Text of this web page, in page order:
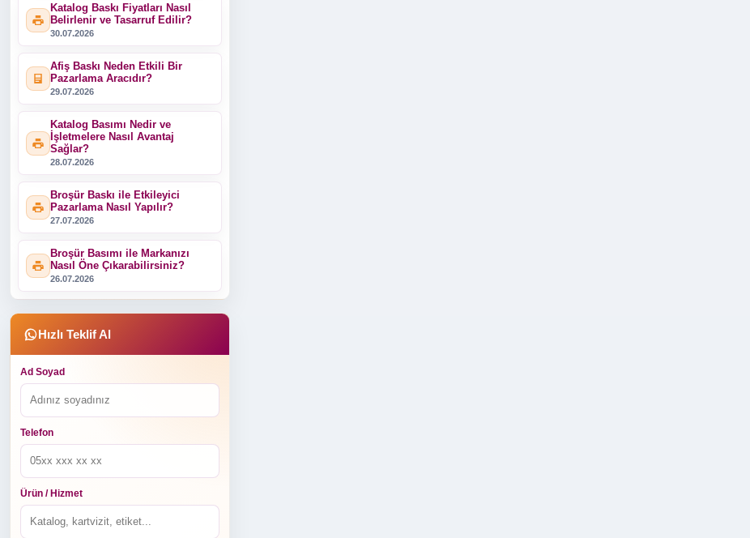
Katalog Baskı Fiyatları Nasıl
Belirlenir ve Tasarruf Edilir?
30.07.2026
Afiş Baskı Neden Etkili Bir
Pazarlama Aracıdır?
29.07.2026
Katalog Basımı Nedir ve
İşletmelere Nasıl Avantaj
Sağlar?
28.07.2026
Broşür Baskı ile Etkileyici
Pazarlama Nasıl Yapılır?
27.07.2026
Broşür Basımı ile Markanızı
Nasıl Öne Çıkarabilirsiniz?
26.07.2026
Hızlı Teklif Al
Ad Soyad
Telefon
Ürün / Hizmet